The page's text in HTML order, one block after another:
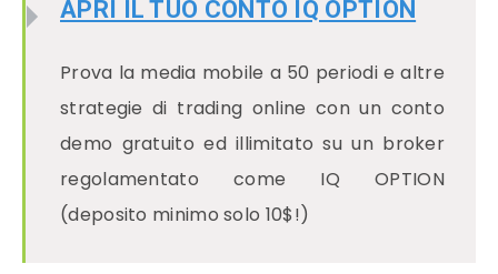
APRI IL TUO CONTO IQ OPTION
Prova la media mobile a 50 periodi e altre
strategie di trading online con un conto
demo gratuito ed illimitato su un broker
regolamentato come IQ OPTION
(deposito minimo solo 10$!)